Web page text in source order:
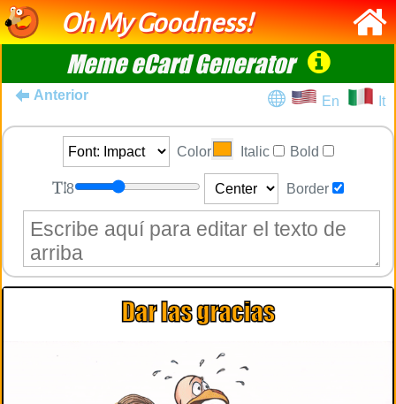
Oh My Goodness!
Meme eCard Generator
Anterior En It
Color Italic Bold
8 Border